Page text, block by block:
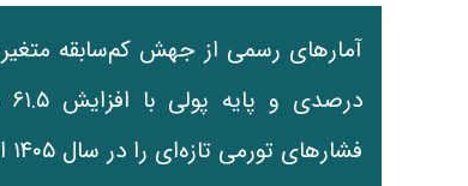
فشارهای تورمی تازه‌ای را در سال ۱۴۰۵ ایجاد کند.